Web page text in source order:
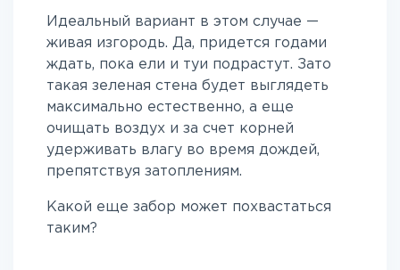
Идеальный вариант в этом случае —
живая изгородь. Да, придется годами
ждать, пока ели и туи подрастут. Зато
такая зеленая стена будет выглядеть
максимально естественно, а еще
очищать воздух и за счет корней
удерживать влагу во время дождей,
препятствуя затоплениям.
Какой еще забор может похвастаться
таким?